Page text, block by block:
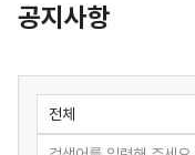
공지사항